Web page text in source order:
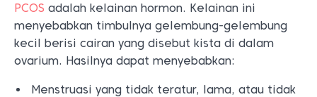
PCOS adalah kelainan hormon. Kelainan ini
menyebabkan timbulnya gelembung-gelembung
kecil berisi cairan yang disebut kista di dalam
ovarium. Hasilnya dapat menyebabkan:
Menstruasi yang tidak teratur, lama, atau tidak